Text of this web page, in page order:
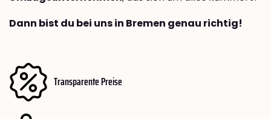
Dann bist du bei uns in Bremen genau richtig!
Transparente Preise